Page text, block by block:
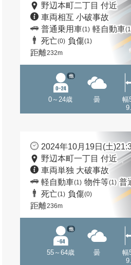
野辺本町二丁目 付近
車両相互 小破事故
普通乗用車(1) 軽自動車
死亡(0) 負傷(1)
距離232m
0～24歳
他
曇
幅
2024年10月19日(土
野辺本町一丁目 付近
車両単独 大破事故
軽自動車(1) 物件等(1) 普
死亡(1) 負傷(0)
距離236m
55～64歳
他
曇
幅